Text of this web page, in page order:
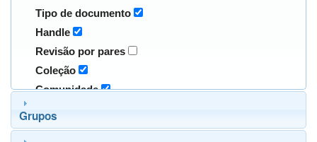
Tipo de documento
Handle
Revisão por pares
Coleção
Comunidade
Grupos